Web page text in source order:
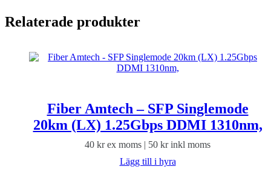
Relaterade produkter
Fiber Amtech – SFP Singlemode
20km (LX) 1.25Gbps DDMI 1310nm,
40 krex moms | 50 krinkl moms
Lägg till i hyra